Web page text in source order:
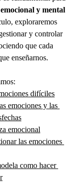
y mental
exploraremos
y controlar
que cada
enseñarnos.
difíciles
emociones y las
emocional
las emociones
como hacer